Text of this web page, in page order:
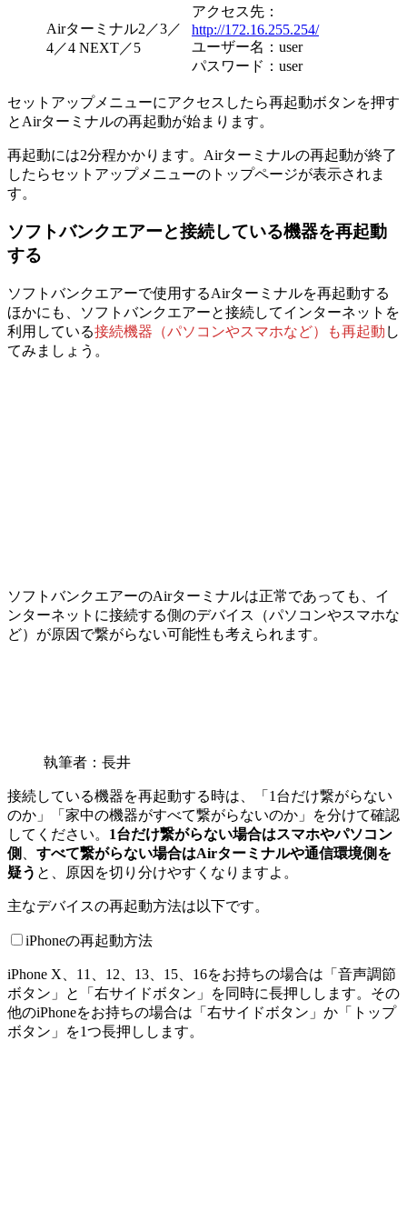
Airターミナル2／3／
4／4 NEXT／5
アクセス先：
http://172.16.255.254/
ユーザー名：user
パスワード：user
セットアップメニューにアクセスしたら再起動ボタンを押す
とAirターミナルの再起動が始まります。
再起動には2分程かかります。Airターミナルの再起動が終了
したらセットアップメニューのトップページが表示されま
す。
ソフトバンクエアーと接続している機器を再起動
する
ソフトバンクエアーで使用するAirターミナルを再起動する
ほかにも、
ソフトバンクエアーと接続してインターネットを
利用している接続機器（パソコンやスマホなど）も再起動 し
てみましょう。
ソフトバンクエアーのAirターミナルは正常であっても、 イ
ンターネットに接続する側のデバイス（パソコンやスマホな
ど）が原因で繋がらない可能性 も考えられます。
執筆者：長井
接続している機器を再起動する時は、「1台だけ繋がらない
のか」「家中の機器がすべて繋がらないのか」を分けて確認
してください。 1台だけ繋がらない場合はスマホやパソコン
側
すべて繋がらない場合はAirターミナルや通信環境側を
疑う と、原因を切り分けやすくなりますよ。
主なデバイスの再起動方法は以下です。
iPhoneの再起動方法
iPhone X、11、12、13、15、16をお持ちの場合は「音声調節
ボタン」と「右サイドボタン」を同時に長押しします。その
他のiPhoneをお持ちの場合は「右サイドボタン」か「トップ
ボタン」を1つ長押しします。